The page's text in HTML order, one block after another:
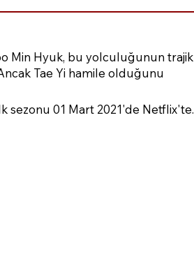
Min Hyuk, bu yolculuğunun trajik
Tae Yi hamile olduğunu
sezonu 01 Mart 2021'de Netflix'te.